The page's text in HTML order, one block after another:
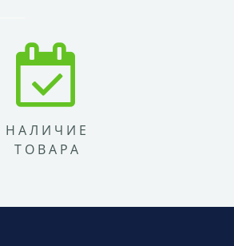
НАЛИЧИЕ
ТОВАРА